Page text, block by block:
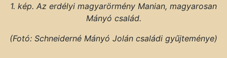
1. kép. Az erdélyi magyarörmény Manian, magyarosan
Mányó család.
(Fotó: Schneiderné Mányó Jolán családi gyűjteménye)